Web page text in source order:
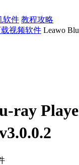
软件 教程攻略
视频软件 Leawo
ray